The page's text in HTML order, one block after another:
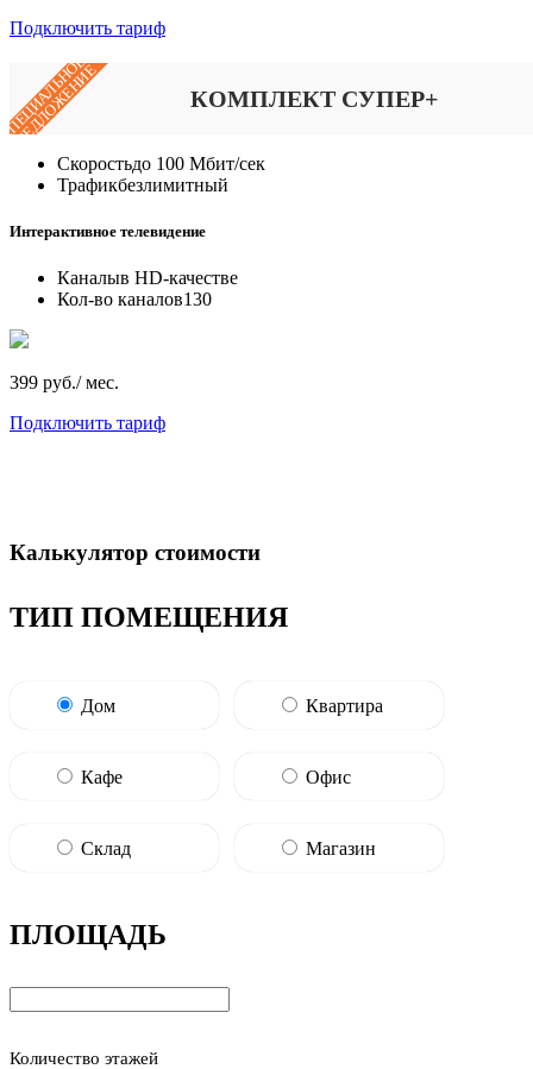
Подключить тариф
ПРЕДЛОЖЕНИЕ КОМПЛЕКТ СУПЕР+
Скоростьдо 100 Мбит/сек
Трафикбезлимитный
Интерактивное телевидение
Каналыв HD-качестве
Кол-во каналов130
399 руб./ мес.
Подключить тариф
Калькулятор стоимости
ТИП ПОМЕЩЕНИЯ
Дом Квартира
Кафе Офис
Склад Магазин
ПЛОЩАДЬ
Количество этажей